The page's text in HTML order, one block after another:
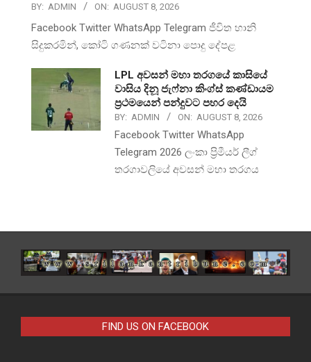
BY: ADMIN ON: AUGUST 8, 2026
Facebook Twitter WhatsApp Telegram ජීවිත හානි
සිදුකරමින්, කෝටි ගණනක් වටිනා පොදු දේපළ
LPL අවසන් මහා තරගයේ කාසියේ
වාසිය දිනූ ජැෆ්නා කිංග්ස් කණ්ඩායම
ප්‍රථමයෙන් පන්දුවට පහර දෙයි
BY: ADMIN ON: AUGUST 8, 2026
Facebook Twitter WhatsApp
Telegram 2026 ලංකා ප්‍රිමීයර් ලීග්
තරගාවලියේ අවසන් මහා තරගය
FIND US ON FACEBOOK